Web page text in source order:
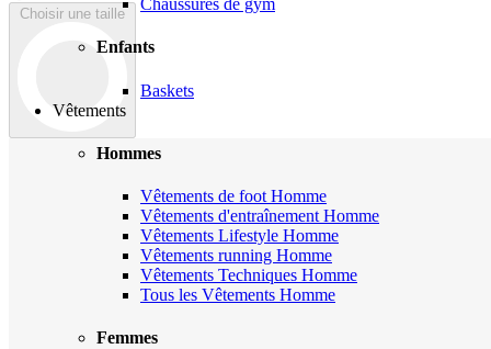
Chaussures de gym
Enfants
Baskets
Vêtements
Hommes
Vêtements de foot Homme
Vêtements d'entraînement Homme
Vêtements Lifestyle Homme
Vêtements running Homme
Vêtements Techniques Homme
Tous les Vêtements Homme
Femmes
Choisir une taille